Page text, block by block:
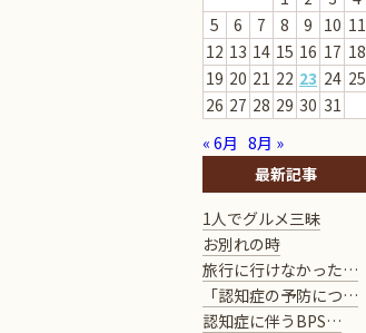
5
6 7 8 9 10 11
12 13 14 15 16 17 18
19 20 21 22 23 24 25
26 27 28 29 30 31
« 6月 8月 »
最新記事
1人でグルメ三昧
お別れの時
旅行に行けなかった…
「認知症の予防につ…
認知症に伴うBPS…